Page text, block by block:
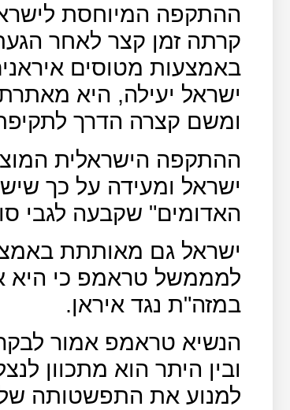
ההתקפה המיוחסת
קרתה זמן קצר לאחר
באמצעות מטוסים
ישראל יעילה, היא
ומשם קצרה הדרך
ההתקפה הישראלית
ישראל ומעידה על כך
האדומים" שקבעה לגבי
ישראל גם מאותתת
למממשל טראמפ כי היא
במזה"ת נגד איראן.
הנשיא טראמפ אמור
ובין היתר הוא מתכוון
למנוע את התפשטותה